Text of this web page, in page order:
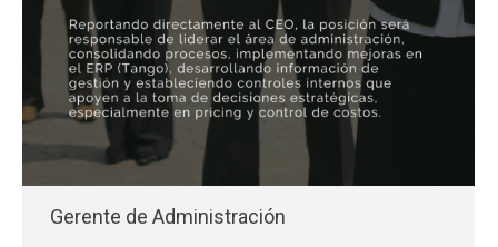
Gerente de Administración